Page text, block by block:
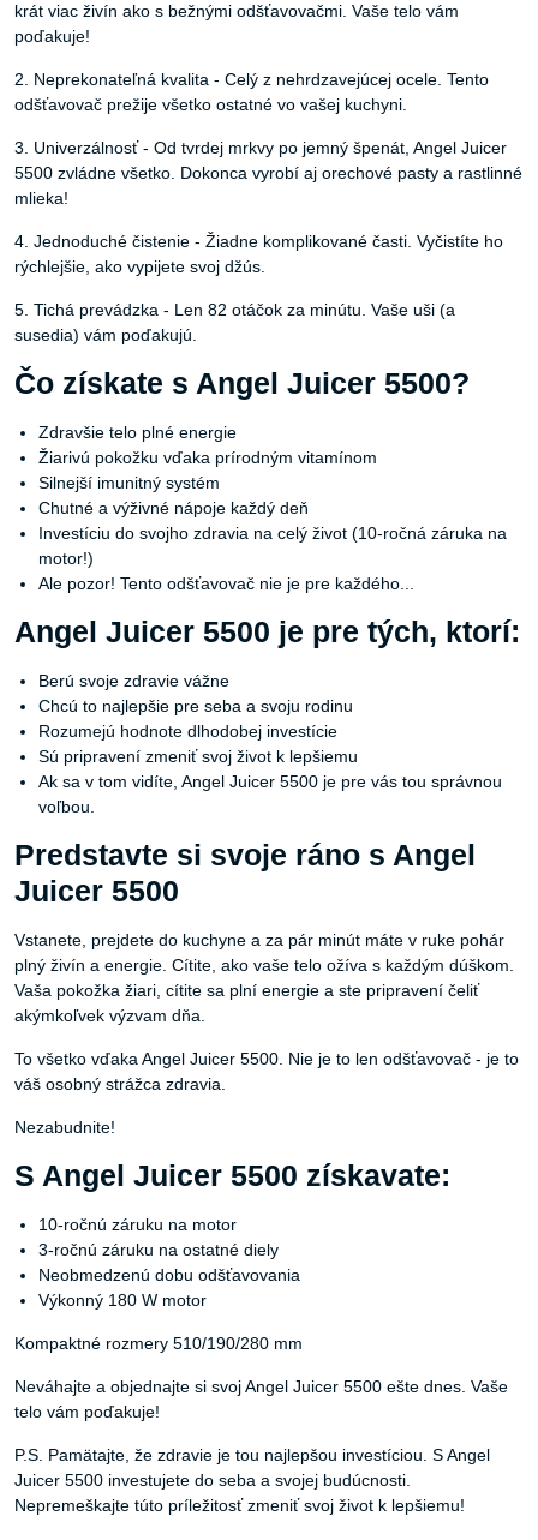
krát viac živín ako s bežnými odšťavovačmi. Vaše telo vám
poďakuje!
2. Neprekonateľná kvalita - Celý z nehrdzavejúcej ocele. Tento
odšťavovač prežije všetko ostatné vo vašej kuchyni.
3. Univerzálnosť - Od tvrdej mrkvy po jemný špenát, Angel Juicer
5500 zvládne všetko. Dokonca vyrobí aj orechové pasty a rastlinné
mlieka!
4. Jednoduché čistenie - Žiadne komplikované časti. Vyčistíte ho
rýchlejšie, ako vypijete svoj džús.
5. Tichá prevádzka - Len 82 otáčok za minútu. Vaše uši (a
susedia) vám poďakujú.
Čo získate s Angel Juicer 5500?
Zdravšie telo plné energie
Žiarivú pokožku vďaka prírodným vitamínom
Silnejší imunitný systém
Chutné a výživné nápoje každý deň
Investíciu do svojho zdravia na celý život (10-ročná záruka na
motor!)
Ale pozor! Tento odšťavovač nie je pre každého...
Angel Juicer 5500 je pre tých, ktorí:
Berú svoje zdravie vážne
Chcú to najlepšie pre seba a svoju rodinu
Rozumejú hodnote dlhodobej investície
Sú pripravení zmeniť svoj život k lepšiemu
Ak sa v tom vidíte, Angel Juicer 5500 je pre vás tou správnou
voľbou.
Predstavte si svoje ráno s Angel
Juicer 5500
Vstanete, prejdete do kuchyne a za pár minút máte v ruke pohár
plný živín a energie. Cítite, ako vaše telo ožíva s každým dúškom.
Vaša pokožka žiari, cítite sa plní energie a ste pripravení čeliť
akýmkoľvek výzvam dňa.
To všetko vďaka Angel Juicer 5500. Nie je to len odšťavovač - je to
váš osobný strážca zdravia.
Nezabudnite!
S Angel Juicer 5500 získavate:
10-ročnú záruku na motor
3-ročnú záruku na ostatné diely
Neobmedzenú dobu odšťavovania
Výkonný 180 W motor
Kompaktné rozmery 510/190/280 mm
Neváhajte a objednajte si svoj Angel Juicer 5500 ešte dnes. Vaše
telo vám poďakuje!
P.S. Pamätajte, že zdravie je tou najlepšou investíciou. S Angel
Juicer 5500 investujete do seba a svojej budúcnosti.
Nepremeškajte túto príležitosť zmeniť svoj život k lepšiemu!